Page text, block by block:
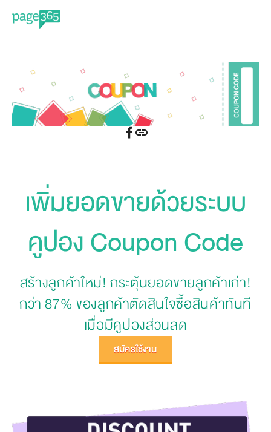
เพิ่มยอดขายด้วยระบบ
คูปอง Coupon Code
สร้างลูกค้าใหม่! กระตุ้นยอดขายลูกค้าเก่า!
กว่า 87% ของลูกค้าตัดสินใจซื้อสินค้าทันที
เมื่อมีคูปองส่วนลด
สมัครใช้งาน